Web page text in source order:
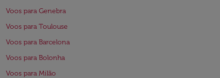
Voos para Genebra
Voos para Toulouse
Voos para Barcelona
Voos para Bolonha
Voos para Milão